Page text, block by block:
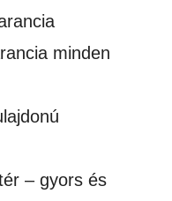
minden
– gyors és